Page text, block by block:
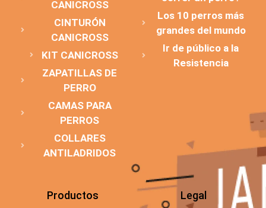
CANICROSS
CINTURÓN
CANICROSS
KIT CANICROSS
ZAPATILLAS DE
PERRO
CAMAS PARA
PERROS
COLLARES
ANTILADRIDOS
Los 10 perros más
grandes del mundo
Ir de público a la
Resistencia
Productos Legal